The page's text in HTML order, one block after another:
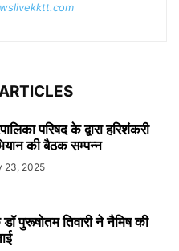
परिषद के द्वारा हरिशंकरी
की बैठक सम्पन्न
23, 2025
पुरूषोतम तिवारी ने नैमिष की